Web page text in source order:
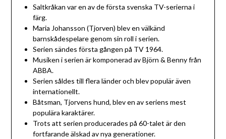
Saltkråkan var en av de första svenska TV-serierna i
färg.
Maria Johansson (Tjorven) blev en välkänd
barnskådespelare genom sin roll i serien.
Serien sändes första gången på TV 1964.
Musiken i serien är komponerad av Björn & Benny från
ABBA.
Serien såldes till flera länder och blev populär även
internationellt.
Båtsman, Tjorvens hund, blev en av seriens mest
populära karaktärer.
Trots att serien producerades på 60-talet är den
fortfarande älskad av nya generationer.